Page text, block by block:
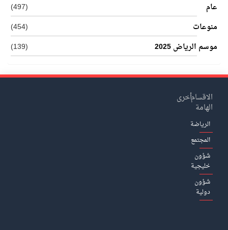
عام
(497)
منوعات
(454)
موسم الرياض 2025
(139)
الاقسام
الهامة
الرياضة
المجتمع
شؤون
خليجية
شؤون
دولية
أخرى